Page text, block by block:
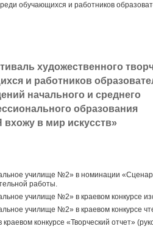
обучающихся и работников
художественного
и работников
начального и среднего
образования
вхожу в мир искусств»
училище №2» в номинации
работы.
училище №2» в краевом конкурсе
училище №2» в краевом конкурсе
конкурсе «Творческий отчет»